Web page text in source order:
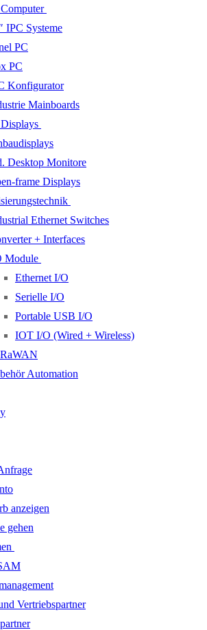
IPC Systeme
PC
PC
Konfigurator
Mainboards
Desktop Monitore
frame Displays
Ethernet Switches
+ Interfaces
Module
Ethernet I/O
Serielle I/O
Portable USB I/O
IOT I/O (Wired + Wireless)
Automation
anzeigen
gehen
Vertriebspartner